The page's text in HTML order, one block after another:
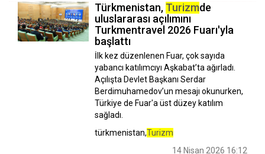
Türkmenistan, Turizmde
uluslararası açılımını
Turkmentravel 2026 Fuarı'yla
başlattı
İlk kez düzenlenen Fuar, çok sayıda
yabancı katılımcıyı Aşkabat’ta ağırladı.
Açılışta Devlet Başkanı Serdar
Berdimuhamedov’un mesajı okunurken,
Türkiye de Fuar'a üst düzey katılım
sağladı.
türkmenistan,Turizm
14 Nisan 2026 16:12